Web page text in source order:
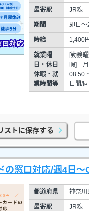
最寄駅 JR線
期間 即日
時給 1,400
就業曜
日・休日
休暇・就
業時間等
[勤務
暇] 月
08:50
日間/
ストに保存する
の窓口対応/週4日
都道府県 神奈川
最寄駅 JR線